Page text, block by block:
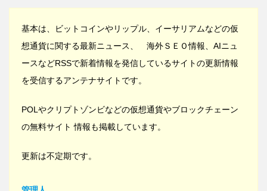
基本は、ビットコインやリップル、イーサリアムなどの仮
想通貨に関する最新ニュース、 海外ＳＥＯ情報、AIニュ
ースなどRSSで新着情報を発信しているサイトの更新情報
を受信するアンテナサイトです。
POLやクリプトゾンビなどの仮想通貨やブロックチェーン
の無料サイト 情報も掲載しています。
更新は不定期です。